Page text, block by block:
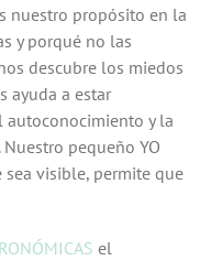
nuestro propósito en la
y porqué no las
descubre los miedos
ayuda a estar
autoconocimiento y la
pequeño YO
visible, permite que
el